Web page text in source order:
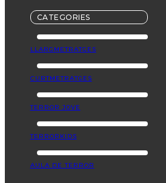
CATEGORIES
LLARGMETRATGES
CURTMETRATGES
TERROR JOVE
TERRORKIDS
AULA DE TERROR